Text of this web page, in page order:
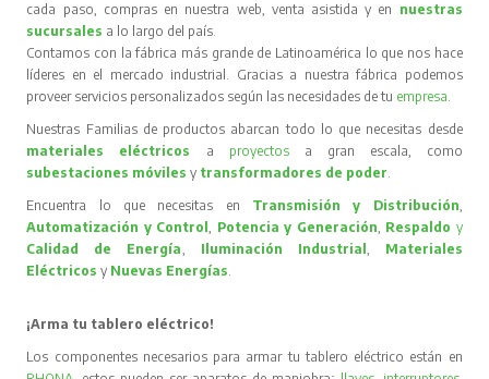
cada paso, compras en nuestra web, venta asistida y en nuestras
sucursales a lo largo del país.
Contamos con la fábrica más grande de Latinoamérica lo que nos hace
líderes en el mercado industrial. Gracias a nuestra fábrica podemos
proveer servicios personalizados según las necesidades de tu empresa.
Nuestras Familias de productos abarcan todo lo que necesitas desde
materiales eléctricos
a proyectos
a gran escala, como
subestaciones móvilesy transformadores de poder.
Encuentra lo que necesitas en Transmisión y Distribución,
Automatización y Control, Potencia y Generación, Respaldo y
Calidad de Energía, Iluminación Industrial , Materiales
Eléctricos y Nuevas Energías.
¡Arma tu tablero eléctrico!
Los componentes necesarios para armar tu tablero eléctrico están en